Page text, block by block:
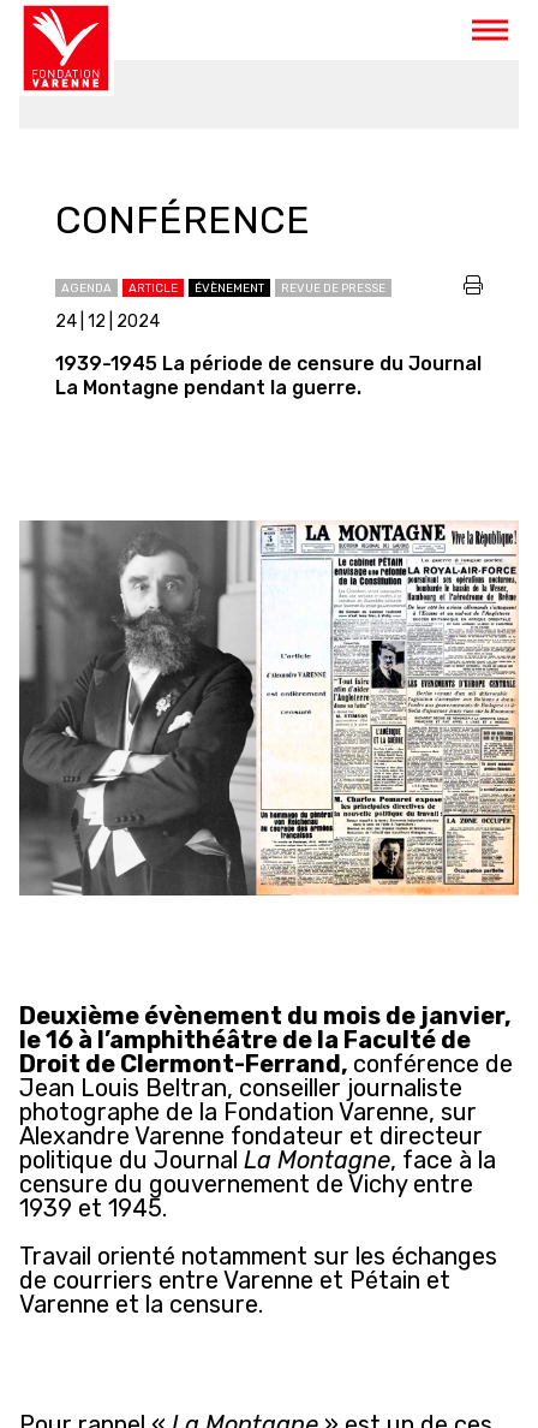
CONFÉRENCE
AGENDA ARTICLE ÉVÈNEMENT REVUE DE PRESSE
24 | 12 | 2024
1939-1945 La période de censure du Journal
La Montagne pendant la guerre.
Deuxième évènement du mois de janvier,
le 16 à l’amphithéâtre de la Faculté de
Droit de Clermont-Ferrand, conférence de
Jean Louis Beltran, conseiller journaliste
photographe de la Fondation Varenne, sur
Alexandre Varenne fondateur et directeur
politique du Journal La Montagne, face à la
censure du gouvernement de Vichy entre
1939 et 1945.
Travail orienté notamment sur les échanges
de courriers entre Varenne et Pétain et
Varenne et la censure.
Panneau de gestion des cookies